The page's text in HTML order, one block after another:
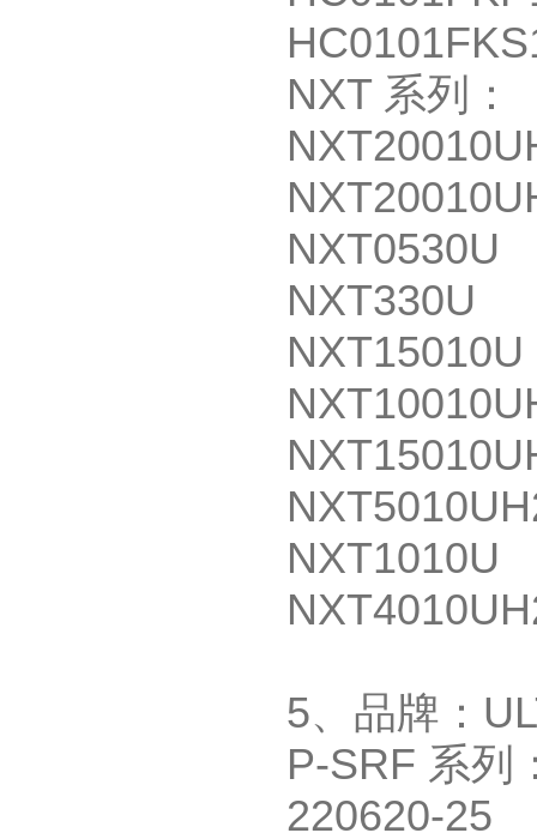
NXT 系列：
NXT0530U
NXT330U
NXT15010U
NXT1010U
5、品牌：
P-SRF 系列
220620-25